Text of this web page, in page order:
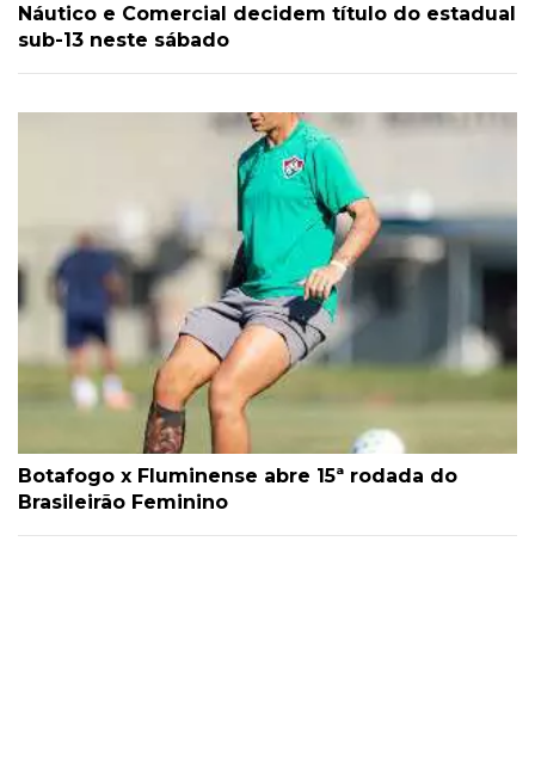
Náutico e Comercial decidem título do estadual
sub-13 neste sábado
Botafogo x Fluminense abre 15ª rodada do
Brasileirão Feminino